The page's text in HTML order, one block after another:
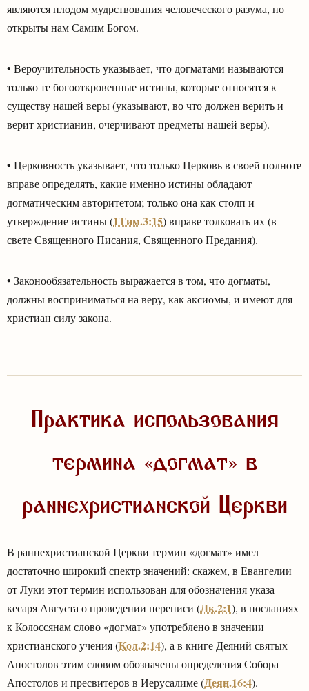
являются плодом мудрствования человеческого разума, но
открыты нам Самим Богом.
• Вероучительность указывает, что догматами называются
только те богооткровенные истины, которые относятся к
существу нашей веры (указывают, во что должен верить и
верит христианин, очерчивают предметы нашей веры).
• Церковность указывает, что только Церковь в своей полноте
вправе определять, какие именно истины обладают
догматическим авторитетом; только она как столп и
утверждение истины (1Тим.3:15) вправе толковать их (в
свете Священного Писания, Священного Предания).
• Законообязательность выражается в том, что догматы,
должны восприниматься на веру, как аксиомы, и имеют для
христиан силу закона.
Практика использования
термина «догмат» в
раннехристианской Церкви
В раннехристианской Церкви термин «догмат» имел
достаточно широкий спектр значений: скажем, в Евангелии
от Луки этот термин использован для обозначения указа
кесаря Августа о проведении переписи (Лк.2:1), в посланиях
к Колоссянам слово «догмат» употреблено в значении
христианского учения (Кол.2:14), а в книге Деяний святых
Апостолов этим словом обозначены определения Собора
Апостолов и пресвитеров в Иерусалиме (Деян.16:4).